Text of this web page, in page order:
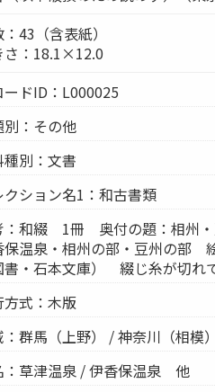
43（含表紙）
さ：18.1×12.0
ードID：L000025
別：その他
種別：文書
クション名1：和古書類
：和綴 1冊 奥付の題：相州
保温泉・相州の部・豆州の部
書・石本文庫） 綴じ糸が切れ
方式：木版
群馬（上野） / 神奈川（相模
：草津温泉 / 伊香保温泉 他